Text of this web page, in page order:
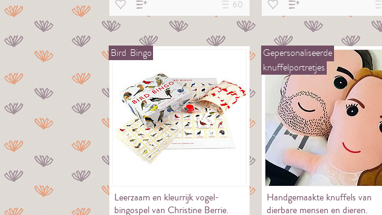
60
Bird Bingo
Leerzaam en kleurrijk vogel-
bingospel van Christine Berrie.
Gepersonaliseerde
knuffelportretjes
Handgemaakte knuffels van
dierbare mensen en dieren.